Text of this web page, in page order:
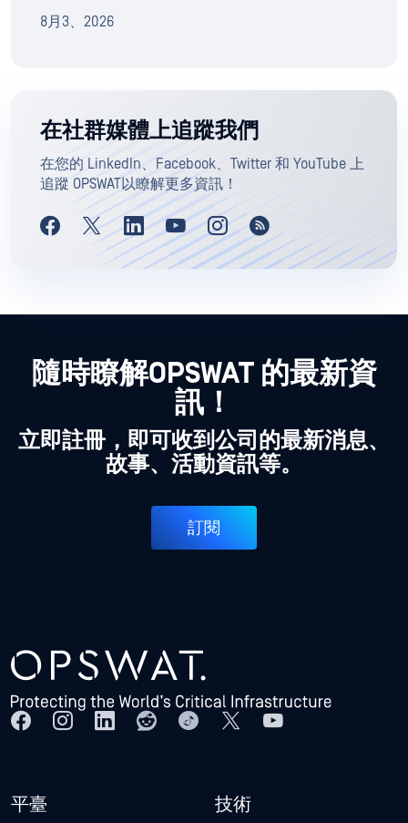
8月3、2026
在社群媒體上追蹤我們
在您的 LinkedIn、Facebook、Twitter 和 YouTube 上
追蹤 OPSWAT以瞭解更多資訊！
隨時瞭解OPSWAT 的最新資
訊！
立即註冊，即可收到公司的最新消息、
故事、活動資訊等。
訂閱
平臺 技術